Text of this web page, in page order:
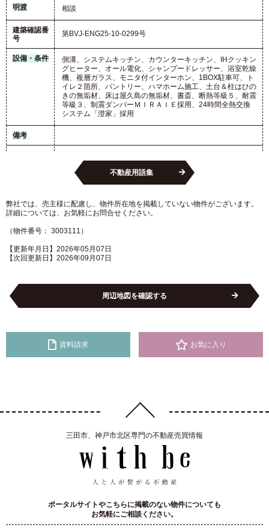
明渡 相談
建築確認番
号
第BVJ-ENG25-10-0299号
設備・条件
側溝、システムキッチン、カウンターキッチン、IHクッキン
グヒーター、オール電化、シャンプードレッサー、浴室乾燥
機、複層ガラス、モニタ付インターホン、1BOX駐車可、ト
イレ２箇所、パントリー、ハマホーム施工、土台＆柱はひの
きの無垢材、床は屋久島の無垢材、書斎、断熱等級５、耐震
等級３、制震ダンパーＭＩＲＡＩＥ採用、24時間全熱交換
システム「澄家」採用
備考
不動産用語集
弊社では、売主様に配慮し、物件所在地を掲載していない物件がございます。
詳細については、お気軽にお問合せください。
（物件番号： 3003111）
【更新年月日】2026年05月07日
【次回更新日】2026年09月07日
周辺地図を確認する
資料請求 お気に入り
三田市、神戸市北区専門の不動産売買情報
ポータルサイトやこちらに掲載のない物件についても
お気軽にご相談ください。